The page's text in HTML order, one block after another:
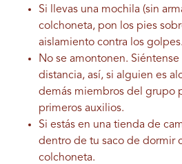
Si llevas una mochila (sin
colchoneta, pon los pies
aislamiento contra los golpes.
No se amontonen.
distancia, así, si alguien es
demás miembros del grupo
primeros auxilios.
Si estás en una tienda de
dentro de tu saco de dormir
colchoneta.